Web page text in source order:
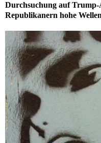
Durchsuchung auf Trump-
Republikanern hohe